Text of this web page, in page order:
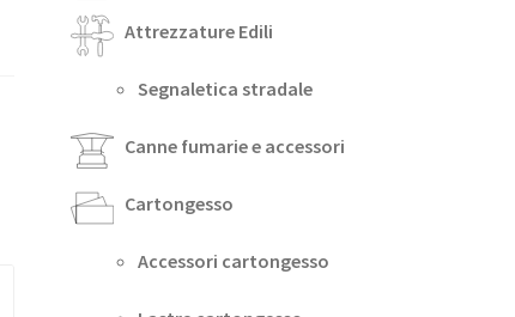
Attrezzature Edili
Segnaletica stradale
Canne fumarie e accessori
Cartongesso
Accessori cartongesso